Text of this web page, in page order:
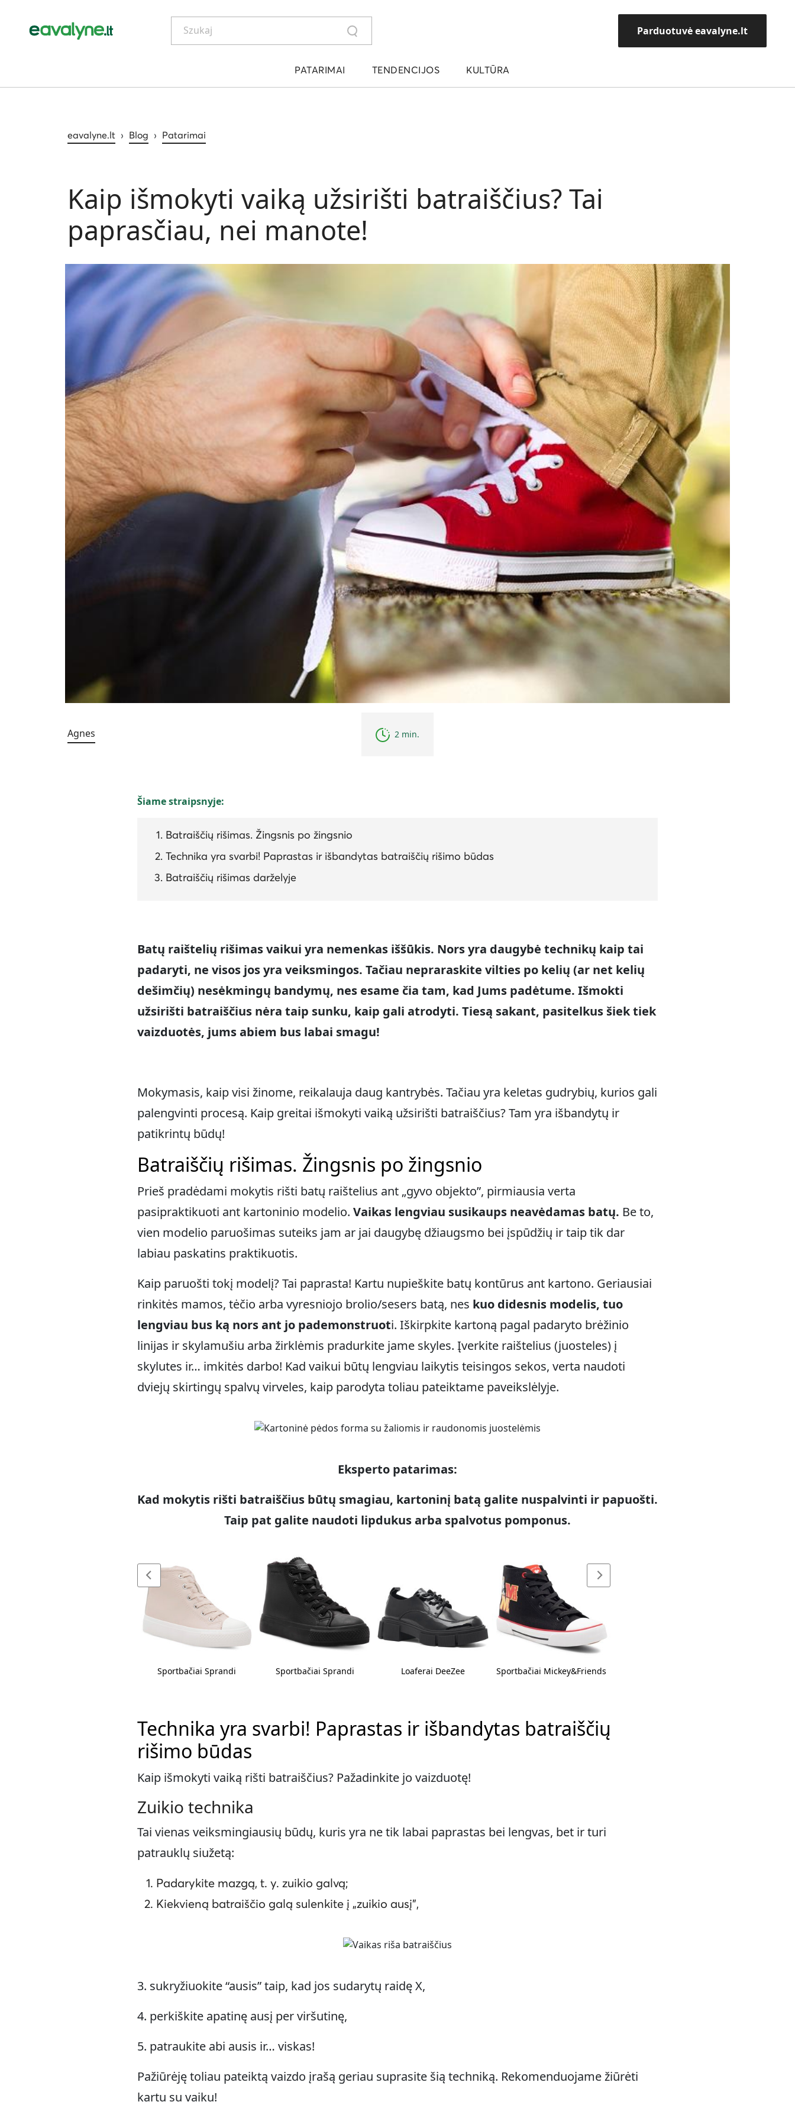
Szukaj Parduotuvė eavalyne.lt
PATARIMAI TENDENCIJOS KULTŪRA
eavalyne.lt › Blog › Patarimai
Kaip išmokyti vaiką užsirišti batraiščius? Tai
paprasčiau, nei manote!
Agnes 2 min.
Šiame straipsnyje:
Batraiščių rišimas. Žingsnis po žingsnio
Technika yra svarbi! Paprastas ir išbandytas batraiščių rišimo būdas
Batraiščių rišimas darželyje
Batų raištelių rišimas vaikui yra nemenkas iššūkis. Nors yra daugybė technikų kaip tai
padaryti, ne visos jos yra veiksmingos. Tačiau nepraraskite vilties po kelių (ar net kelių
dešimčių) nesėkmingų bandymų, nes esame čia tam, kad Jums padėtume. Išmokti
užsirišti batraiščius nėra taip sunku, kaip gali atrodyti. Tiesą sakant, pasitelkus šiek tiek
vaizduotės, jums abiem bus labai smagu!
Mokymasis, kaip visi žinome, reikalauja daug kantrybės. Tačiau yra keletas gudrybių, kurios gali
palengvinti procesą. Kaip greitai išmokyti vaiką užsirišti batraiščius? Tam yra išbandytų ir
patikrintų būdų!
Batraiščių rišimas. Žingsnis po žingsnio
Prieš pradėdami mokytis rišti batų raištelius ant „gyvo objekto”, pirmiausia verta
pasipraktikuoti ant kartoninio modelio. Vaikas lengviau susikaups neavėdamas batų. Be to,
vien modelio paruošimas suteiks jam ar jai daugybę džiaugsmo bei įspūdžių ir taip tik dar
labiau paskatins praktikuotis.
Kaip paruošti tokį modelį? Tai paprasta! Kartu nupieškite batų kontūrus ant kartono. Geriausiai
rinkitės mamos, tėčio arba vyresniojo brolio/sesers batą, nes kuo didesnis modelis, tuo
lengviau bus ką nors ant jo pademonstruoti. Iškirpkite kartoną pagal padaryto brėžinio
linijas ir skylamušiu arba žirklėmis pradurkite jame skyles. Įverkite raištelius (juosteles) į
skylutes ir… imkitės darbo! Kad vaikui būtų lengviau laikytis teisingos sekos, verta naudoti
dviejų skirtingų spalvų virveles, kaip parodyta toliau pateiktame paveikslėlyje.
Eksperto patarimas:
Kad mokytis rišti batraiščius būtų smagiau, kartoninį batą galite nuspalvinti ir papuošti.
Taip pat galite naudoti lipdukus arba spalvotus pomponus.
Sportbačiai Sprandi Sportbačiai Sprandi Loaferai DeeZee Sportbačiai Mickey&Friends
Technika yra svarbi! Paprastas ir išbandytas batraiščių
rišimo būdas
Kaip išmokyti vaiką rišti batraiščius? Pažadinkite jo vaizduotę!
Zuikio technika
Tai vienas veiksmingiausių būdų, kuris yra ne tik labai paprastas bei lengvas, bet ir turi
patrauklų siužetą:
Padarykite mazgą, t. y. zuikio galvą;
Kiekvieną batraiščio galą sulenkite į „zuikio ausį”,
3. sukryžiuokite “ausis” taip, kad jos sudarytų raidę X,
4. perkiškite apatinę ausį per viršutinę,
5. patraukite abi ausis ir… viskas!
Pažiūrėję toliau pateiktą vaizdo įrašą geriau suprasite šią techniką. Rekomenduojame žiūrėti
kartu su vaiku!